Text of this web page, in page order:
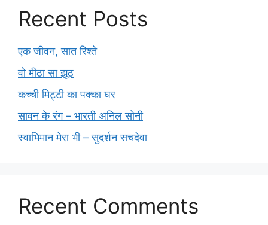
Recent Posts
एक जीवन, सात रिश्ते
वो मीठा सा झूठ
कच्ची मिट्टी का पक्का घर
सावन के रंग – भारती अनिल सोनी
स्वाभिमान मेरा भी – सुदर्शन सचदेवा
Recent Comments